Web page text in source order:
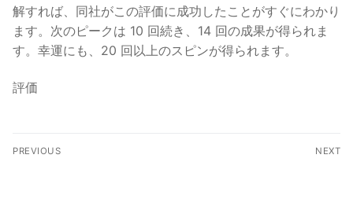
解すれば、同社がこの評価に成功したことがすぐにわかり
ます。次のピークは 10 回続き、14 回の成果が得られま
す。幸運にも、20 回以上のスピンが得られます。
評価
PREVIOUS NEXT